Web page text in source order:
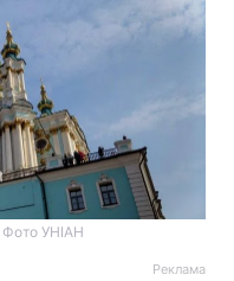
Фото УНІАН
Реклама